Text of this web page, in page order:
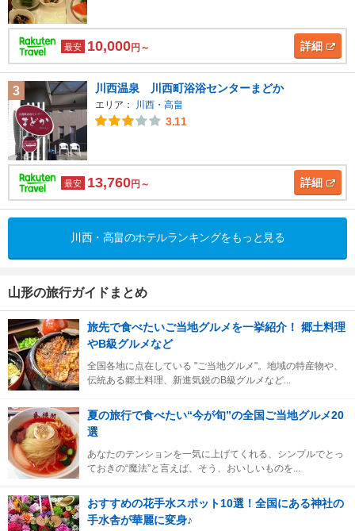
最安 10,000円～ 詳細
3 川西温泉 川西町浴浴センターまどか
エリア： 川西・高畠
3.11
最安 13,760円～ 詳細
川西・高畠のホテルランキングをもっと見る
山形の旅行ガイドまとめ
旅先で食べたいご当地グルメを一挙紹介！ 郷土料理
やB級グルメなど
全国各地に点在している "ご当地グルメ"。地域の特産物や、
伝統ある郷土料理、新進気鋭のB級グルメなど...
夏の旅行で食べたい“今が旬”の全国ご当地グルメ20
選
あなたのテンションを一気に上げてくれる、シンプルでとっ
ておきの“魔法”と言えば、そう、おいしいものを...
おすすめの花手水スポット10選！全国にある神社の
手水舎が華麗に変身♪